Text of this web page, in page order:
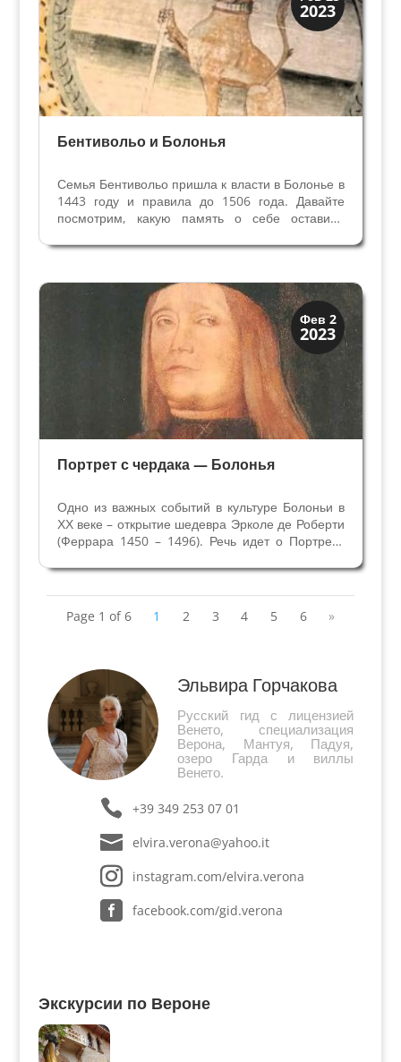
2023
Папская область
Бентивольо и Болонья
Семья Бентивольо пришла к власти в Болонье в
1443 году и правила до 1506 года. Давайте
посмотрим, какую память о себе оставили
церкви Сан Джакомо Маджоре - прекрасный
создание Аннибале...
Фев 2
2023
История
Открытия
Портрет с чердака — Болонья
Одно из важных событий в культуре Болоньи в
ХХ веке – открытие шедевра Эрколе де Роберти
(Феррара 1450 – 1496). Речь идет о Портрете
чердаке Дворца Поджи. Эта резидеция знатной
болонской семьи, построенная в середине XVI
века,...
Page 1 of 6 1 2 3 4 5 6 »
Эльвира Горчакова
Русский гид с лицензией
Венето, специализация
Верона, Мантуя, Падуя,
озеро Гарда и виллы
Венето.
+39 349 253 07 01
elvira.verona@yahoo.it
instagram.com/elvira.verona
facebook.com/gid.verona
Экскурсии по Вероне